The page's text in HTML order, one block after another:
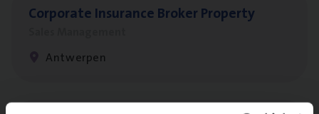
Cor­po­ra­te Insu­ran­ce Bro­ker Property
Antwerpen